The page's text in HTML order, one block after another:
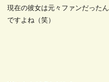
現在の彼女は元々ファンだったん
ですよね（笑）